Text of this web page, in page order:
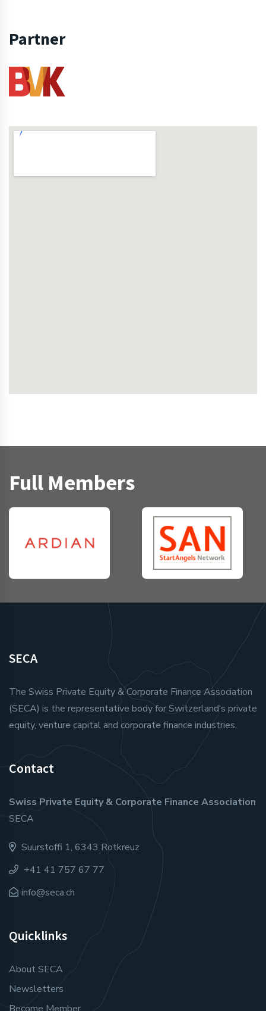
Partner
Full Members
SECA
The Swiss Private Equity & Corporate Finance Association
(SECA) is the representative body for Switzerland‘s private
equity, venture capital and corporate finance industries.
Contact
Swiss Private Equity & Corporate Finance Association
SECA
Suurstoffi 1, 6343 Rotkreuz
+41 41 757 67 77
info@seca.ch
Quicklinks
About SECA
Newsletters